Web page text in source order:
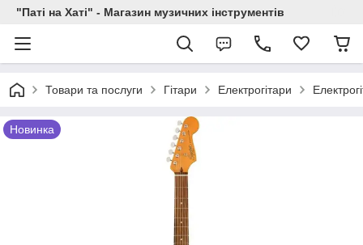
"Паті на Хаті" - Магазин музичних інструментів
Товари та послуги Гітари Електрогітари
Новинка